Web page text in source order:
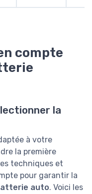
compte
la
à votre
la première
techniques et
pour garantir la
auto. Voici les